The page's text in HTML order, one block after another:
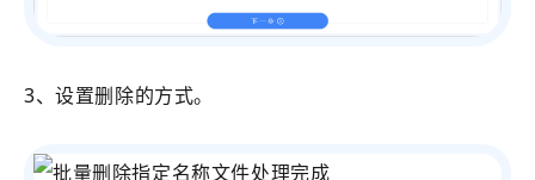
3、设置删除的方式。